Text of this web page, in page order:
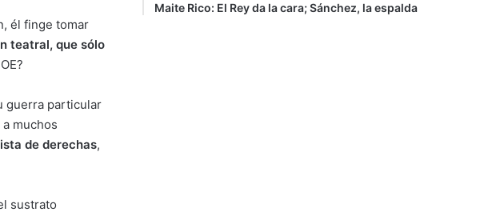
él finge tomar
teatral, que sólo
guerra particular
muchos
de derechas,
sustrato
Maite Rico: El Rey da la cara; Sánchez, la espalda